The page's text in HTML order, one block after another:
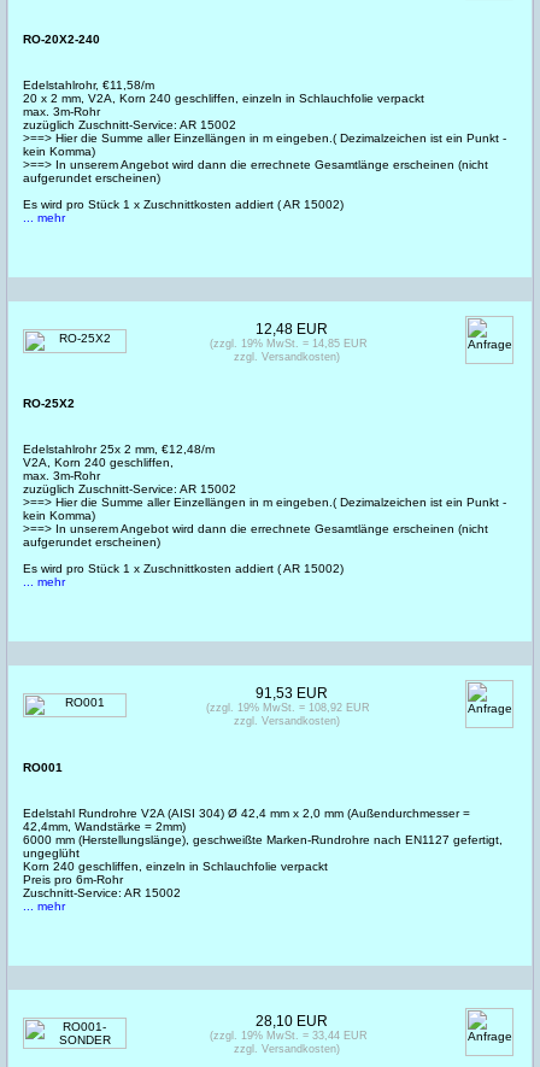
RO-20X2-240
Edelstahlrohr, €11,58/m
20 x 2 mm, V2A, Korn 240 geschliffen, einzeln in Schlauchfolie verpackt
max. 3m-Rohr
zuzüglich Zuschnitt-Service: AR 15002
>==> Hier die Summe aller Einzellängen in m eingeben.( Dezimalzeichen ist ein Punkt -
kein Komma)
>==> In unserem Angebot wird dann die errechnete Gesamtlänge erscheinen (nicht
aufgerundet erscheinen)
Es wird pro Stück 1 x Zuschnittkosten addiert ( AR 15002)
... mehr
RO-25X2
Edelstahlrohr 25x 2 mm, €12,48/m
V2A, Korn 240 geschliffen,
max. 3m-Rohr
zuzüglich Zuschnitt-Service: AR 15002
>==> Hier die Summe aller Einzellängen in m eingeben.( Dezimalzeichen ist ein Punkt -
kein Komma)
>==> In unserem Angebot wird dann die errechnete Gesamtlänge erscheinen (nicht
aufgerundet erscheinen)
Es wird pro Stück 1 x Zuschnittkosten addiert ( AR 15002)
... mehr
12,48 EUR
(zzgl. 19% MwSt. = 14,85 EUR
zzgl. Versandkosten)
RO001
Edelstahl Rundrohre V2A (AISI 304) Ø 42,4 mm x 2,0 mm (Außendurchmesser =
42,4mm, Wandstärke = 2mm)
6000 mm (Herstellungslänge), geschweißte Marken-Rundrohre nach EN1127 gefertigt,
ungeglüht
Korn 240 geschliffen, einzeln in Schlauchfolie verpackt
Preis pro 6m-Rohr
Zuschnitt-Service: AR 15002
... mehr
91,53 EUR
(zzgl. 19% MwSt. = 108,92 EUR
zzgl. Versandkosten)
28,10 EUR
(zzgl. 19% MwSt. = 33,44 EUR
zzgl. Versandkosten)